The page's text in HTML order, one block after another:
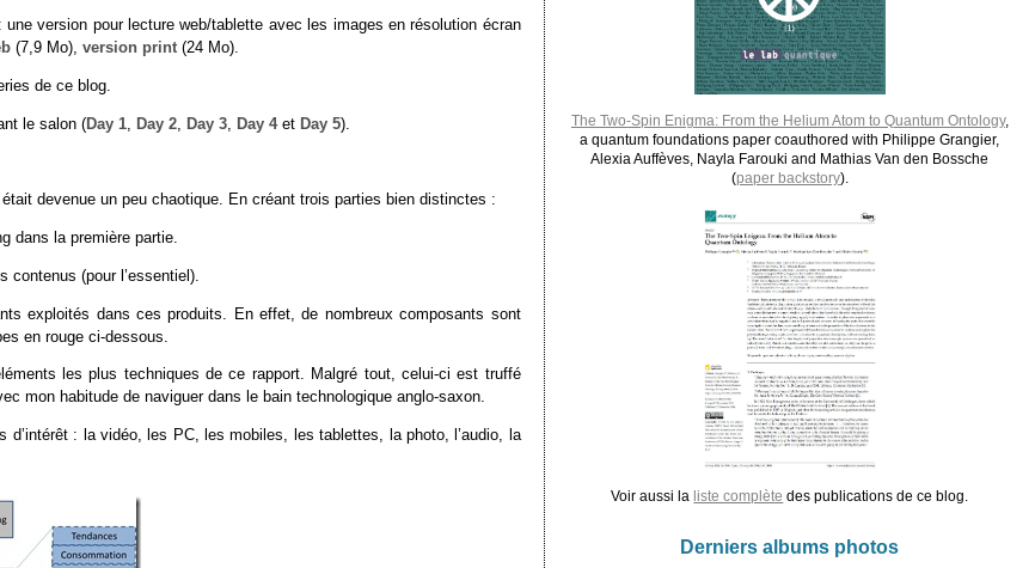
version pour lecture web/tablette avec les images en résolution écran
(7,9 Mo), version print (24 Mo).
de ce blog.
le salon (Day 1 Day 2 Day 3 Day 4et Day 5).
devenue un peu chaotique. En créant trois parties bien distinctes :
dans la première partie.
(pour l’essentiel).
exploités dans ces produits. En effet, de nombreux composants sont
en rouge ci-dessous.
les plus techniques de ce rapport. Malgré tout, celui-ci est truffé
mon habitude de naviguer dans le bain technologique anglo-saxon.
: la vidéo, les PC, les mobiles, les tablettes, la photo, l’audio, la
The Two-Spin Enigma: From the Helium Atom to Quantum Ontology,
a quantum foundations paper coauthored with Philippe Grangier,
Alexia Auffèves, Nayla Farouki and Mathias Van den Bossche
(paper backstory).
Voir aussi la liste complète des publications de ce blog.
Derniers albums photos